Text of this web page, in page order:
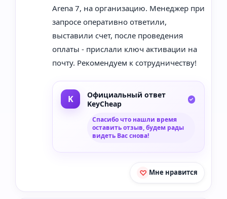
Arena 7, на организацию. Менеджер при
запросе оперативно ответили,
выставили счет, после проведения
оплаты - прислали ключ активации на
почту. Рекомендуем к сотрудничеству!
Официальный ответ
KeyCheap
Спасибо что нашли время
оставить отзыв, будем рады
видеть Вас снова!
Мне нравится